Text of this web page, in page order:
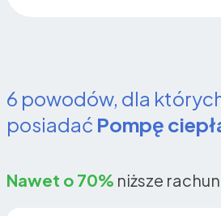
6 powodów, dla
posiadać Pompę
Nawet o 70% niższe